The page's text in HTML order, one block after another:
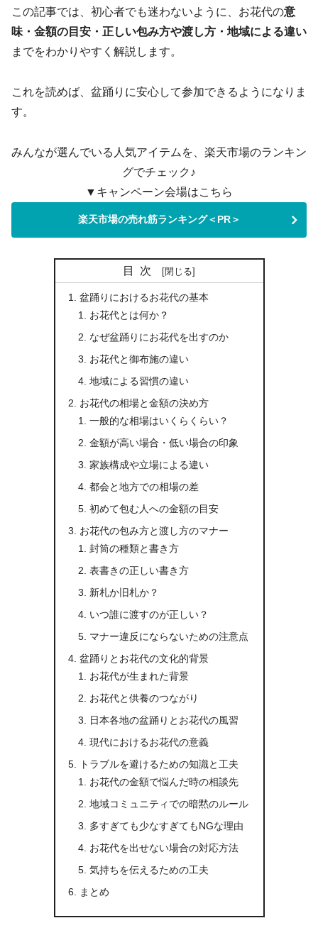
この記事では、初心者でも迷わないように、お花代の意
味・金額の目安・正しい包み方や渡し方・地域による違い
までをわかりやすく解説します。
これを読めば、盆踊りに安心して参加できるようになりま
す。
みんなが選んでいる人気アイテムを、楽天市場のランキン
グでチェック♪
▼キャンペーン会場はこちら
楽天市場の売れ筋ランキング＜PR＞
目次
盆踊りにおけるお花代の基本
お花代とは何か？
なぜ盆踊りにお花代を出すのか
お花代と御布施の違い
地域による習慣の違い
お花代の相場と金額の決め方
一般的な相場はいくらくらい？
金額が高い場合・低い場合の印象
家族構成や立場による違い
都会と地方での相場の差
初めて包む人への金額の目安
お花代の包み方と渡し方のマナー
封筒の種類と書き方
表書きの正しい書き方
新札か旧札か？
いつ誰に渡すのが正しい？
マナー違反にならないための注意点
盆踊りとお花代の文化的背景
お花代が生まれた背景
お花代と供養のつながり
日本各地の盆踊りとお花代の風習
現代におけるお花代の意義
トラブルを避けるための知識と工夫
お花代の金額で悩んだ時の相談先
地域コミュニティでの暗黙のルール
多すぎても少なすぎてもNGな理由
お花代を出せない場合の対応方法
気持ちを伝えるための工夫
まとめ